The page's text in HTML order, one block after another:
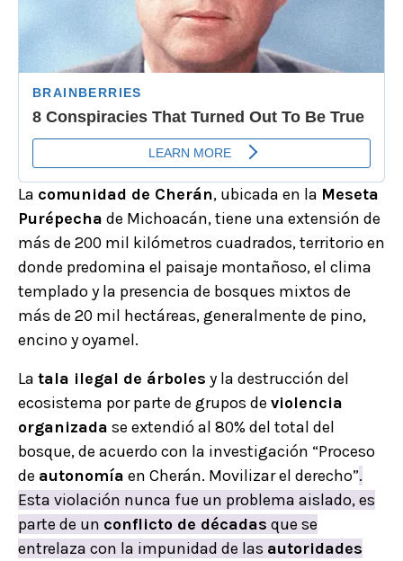
La comunidad de Cherán, ubicada en la Meseta
Purépecha de Michoacán, tiene una extensión de
más de 200 mil kilómetros cuadrados, territorio en
donde predomina el paisaje montañoso, el clima
templado y la presencia de bosques mixtos de
más de 20 mil hectáreas, generalmente de pino,
encino y oyamel.
La tala ilegal de árboles y la destrucción del
ecosistema por parte de grupos de violencia
organizada se extendió al 80% del total del
bosque, de acuerdo con la investigación “Proceso
de autonomía en Cherán. Movilizar el derecho”.
Esta violación nunca fue un problema aislado, es
parte de un conflicto de décadas que se
entrelaza con la impunidad de las autoridades